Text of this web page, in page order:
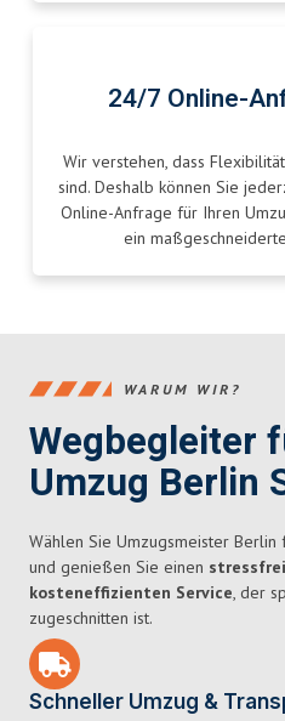
24/7 Online-
Wir verstehen, dass
sind. Deshalb können Sie
Online-Anfrage für Ihren
ein
WARUM WIR?
Wegbegleiter
Umzug Berlin
Wählen Sie Umzugsmeister
und genießen Sie einen
kosteneffizienten Service, der
zugeschnitten ist.
Schneller Umzug &